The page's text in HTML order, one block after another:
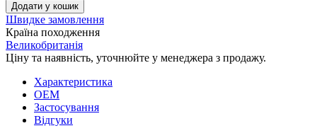
Додати у кошик
Швидке замовлення
Країна походження
Великобританія
Ціну та наявність, уточнюйте у менеджера з продажу.
Характеристика
OEM
Застосування
Відгуки